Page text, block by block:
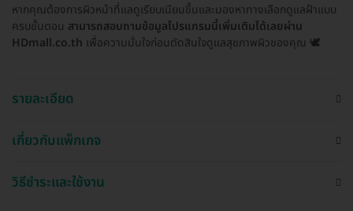
หากคุณต้องการผิวหน้าที่แลดูเรียบเนียนขึ้นและมองหาทางเลือกดูแลฝ้าแบบ
ครบขั้นตอน สามารถสอบถามข้อมูลโปรแกรมนี้เพิ่มเติมได้เลยผ่าน
HDmall.co.th เพื่อความมั่นใจก่อนตัดสินใจดูแลสุขภาพผิวของคุณ 🕊️
รายละเอียด
เกี่ยวกับแพ็กเกจ
วิธีชำระและใช้งาน